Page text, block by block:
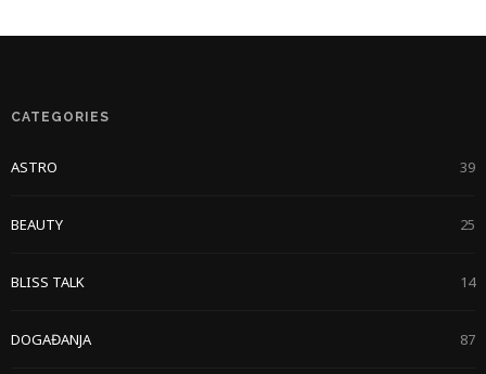
CATEGORIES
ASTRO 39
BEAUTY 25
BLISS TALK 14
DOGAĐANJA 87